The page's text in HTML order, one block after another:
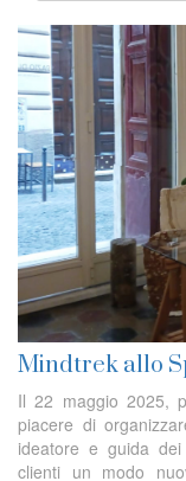
Mindtrek allo
Il 22 maggio 2025,
piacere di
ideatore e guida
clienti un modo